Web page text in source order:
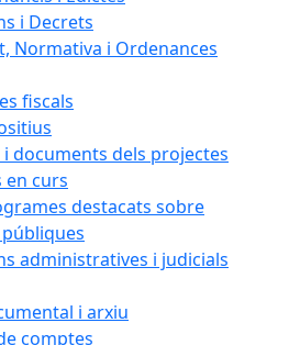
i Decrets
Normativa i Ordenances
fiscals
documents dels projectes
curs
destacats sobre
administratives i judicials
i arxiu
comptes